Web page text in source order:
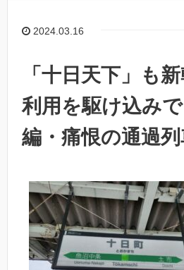
2024.03.16
「十日天下」も
利用を駆け込み
編・痛恨の通過